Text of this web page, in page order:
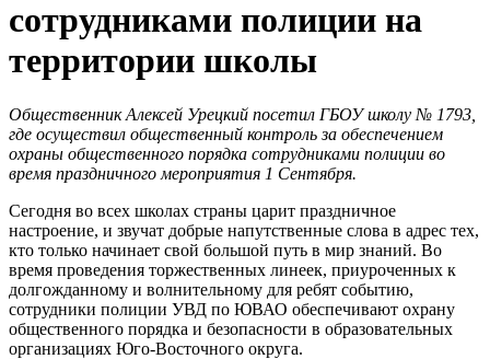
сотрудниками полиции на
территории школы
Общественник Алексей Урецкий посетил ГБОУ школу № 1793,
где осуществил общественный контроль за обеспечением
охраны общественного порядка сотрудниками полиции во
время праздничного мероприятия 1 Сентября.
Сегодня во всех школах страны царит праздничное
настроение, и звучат добрые напутственные слова в адрес тех,
кто только начинает свой большой путь в мир знаний. Во
время проведения торжественных линеек, приуроченных к
долгожданному и волнительному для ребят событию,
сотрудники полиции УВД по ЮВАО обеспечивают охрану
общественного порядка и безопасности в образовательных
организациях Юго-Восточного округа.